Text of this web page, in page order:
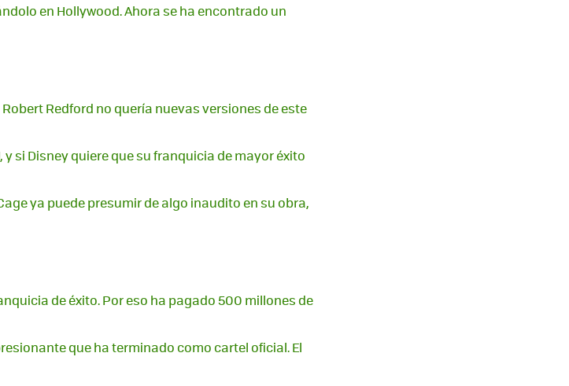
en Hollywood. Ahora se ha encontrado un
Redford no quería nuevas versiones de este
si Disney quiere que su franquicia de mayor éxito
ya puede presumir de algo inaudito en su obra,
de éxito. Por eso ha pagado 500 millones de
que ha terminado como cartel oficial. El